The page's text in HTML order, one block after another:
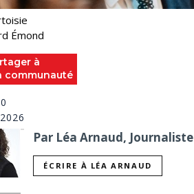
Émond
à
communauté
Par Léa Arnaud, Journaliste
ÉCRIRE À LÉA ARNAUD